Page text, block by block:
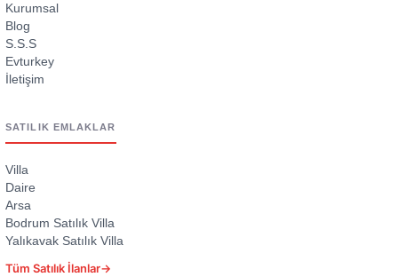
Kurumsal
Blog
S.S.S
Evturkey
İletişim
SATILIK EMLAKLAR
Villa
Daire
Arsa
Bodrum Satılık Villa
Yalıkavak Satılık Villa
Tüm Satılık İlanlar→